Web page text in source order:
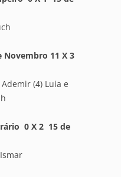
11 X 3
(4) Luia e
0 X 2 15 de